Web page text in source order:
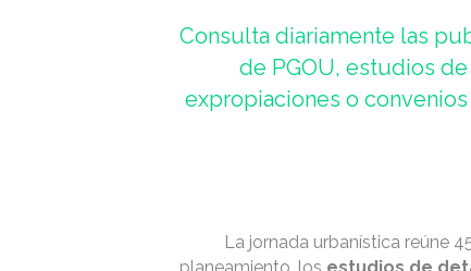
Consulta diariamente las
de PGOU, estudios
expropiaciones o
La jornada urbanística reúne